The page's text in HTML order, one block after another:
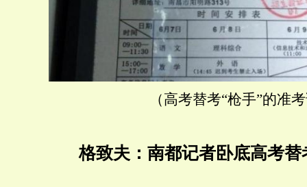
（高考替考“枪手”的准
格致夫：南都记者卧底高考替